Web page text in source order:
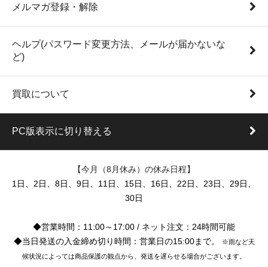
メルマガ登録・解除
ヘルプ(パスワード変更方法、メールが届かないな
ど)
買取について
PC版表示に切り替える
【今月（8月休み）の休み日程】
1日、2日、8日、9日、11日、15日、16日、22日、23日、29日、
30日
◆営業時間：11:00～17:00 / ネット注文：24時間可能
◆当日発送の入金締め切り時間：営業日の15:00まで。
※雨など天
候状況によっては商品保護の観点から、発送を遅らせる場合がございます。